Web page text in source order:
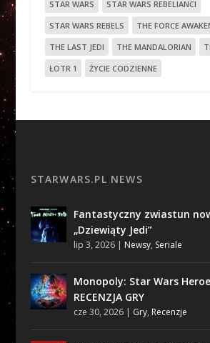
STAR WARS
STAR WARS REBELIANCI
STAR WARS REBELS
THE FORCE
THE LAST JEDI
THE MANDALORIAN
ŁOTR 1
ŻYCIE CODZIENNE
STARWARS.PL NEWS
Fantastyczny zwiastun
„Dziewiąty Jedi”
lip 3, 2026| Newsy, Seriale
Monopoly: Star Wars
RECENZJA GRY
cze 30, 2026| Gry, Recenzje